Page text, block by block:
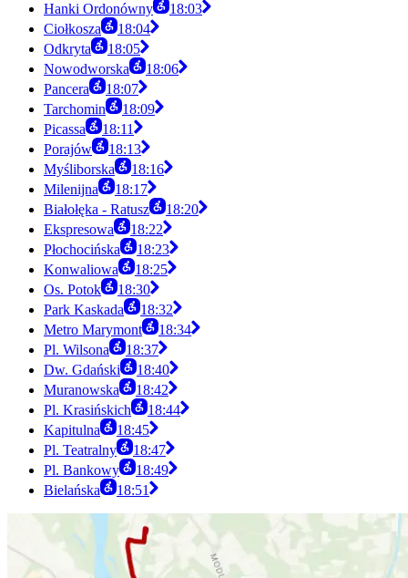
Hanki Ordonówny
18:03
Ciołkosza
18:04
Odkryta
18:05
Nowodworska
18:06
Pancera
18:07
Tarchomin
18:09
Picassa
18:11
Porajów
18:13
Myśliborska
18:16
Milenijna
18:17
Białołęka - Ratusz
18:20
Ekspresowa
18:22
Płochocińska
18:23
Konwaliowa
18:25
Os. Potok
18:30
Park Kaskada
18:32
Metro Marymont
18:34
Pl. Wilsona
18:37
Dw. Gdański
18:40
Muranowska
18:42
Pl. Krasińskich
18:44
Kapitulna
18:45
Pl. Teatralny
18:47
Pl. Bankowy
18:49
Bielańska
18:51